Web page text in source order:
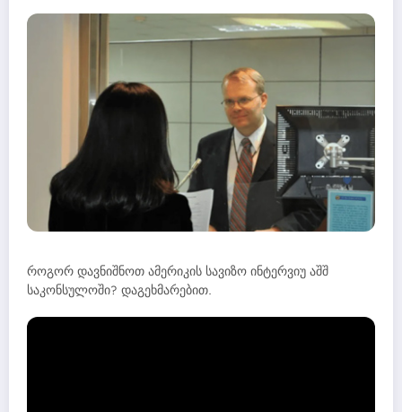
როგორ დავნიშნოთ ამერიკის სავიზო ინტერვიუ აშშ
საკონსულოში? დაგეხმარებით.